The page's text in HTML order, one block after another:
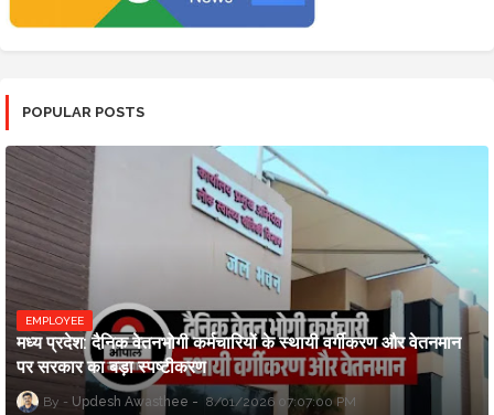
POPULAR POSTS
EMPLOYEE
मध्य प्रदेश: दैनिक वेतनभोगी कर्मचारियों के स्थायी वर्गीकरण और वेतनमान
पर सरकार का बड़ा स्पष्टीकरण
Updesh Awasthee 8/01/2026 07:07:00 PM